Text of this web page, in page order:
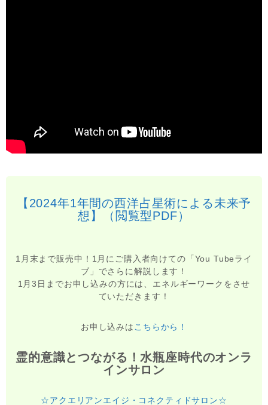
【2024年1年間の西洋占星術による未来予
想】（閲覧型PDF）
1月末まで販売中！1月にご購入者向けての「You Tubeライ
ブ」でさらに解説します！
1月3日までお申し込みの方には、エネルギーワークをさせ
ていただきます！
お申し込みは こちらから！
霊的意識とつながる！水瓶座時代のオンラ
インサロン
☆アクエリアンエイジ・コネクティドサロン☆